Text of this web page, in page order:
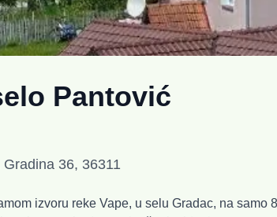
Pantović
36, 36311
izvoru reke Vape, u selu Gradac, na